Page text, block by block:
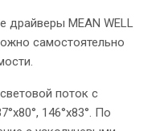
драйверы MEAN WELL
самостоятельно
поток с
146°x83°. По